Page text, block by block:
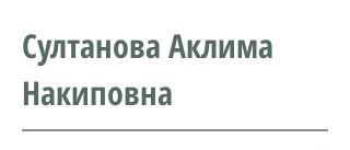
Султанова Аклима
Накиповна